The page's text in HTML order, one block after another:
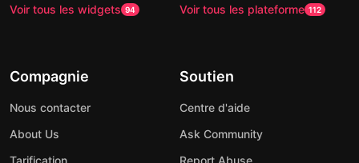
Voir tous les widgets 94
Voir tous les plateforme 112
Compagnie
Nous contacter
About Us
Soutien
Centre d'aide
Ask Community